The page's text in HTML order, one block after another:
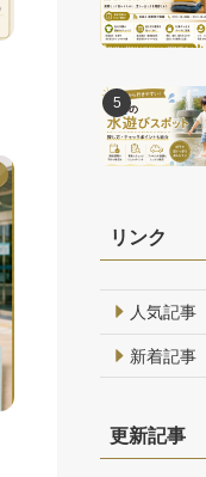
リンク
人気記事
新着記事
更新記事